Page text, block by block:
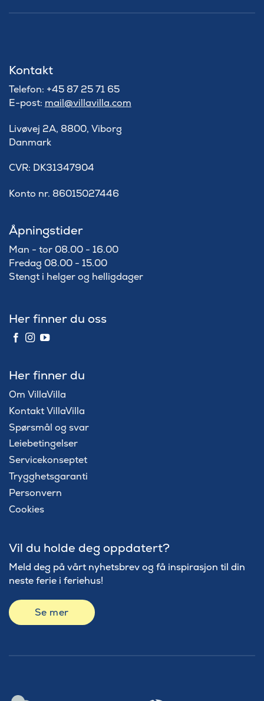
Kontakt
Telefon: +45 87 25 71 65
E-post: mail@villavilla.com
Livøvej 2A, 8800, Viborg
Danmark
​CVR: DK31347904
Konto nr. 86015027446
Åpningstider
Man - tor 08.00 - 16.00
Fredag 08.00 - 15.00
Stengt i helger og helligdager
Her finner du oss
Her finner du
Om VillaVilla
Kontakt VillaVilla
Spørsmål og svar
Leiebetingelser
Servicekonseptet
Trygghetsgaranti
Personvern
Cookies
Vil du holde deg oppdatert?
Meld deg på vårt nyhetsbrev og få inspirasjon til din
neste ferie i feriehus!
Se mer